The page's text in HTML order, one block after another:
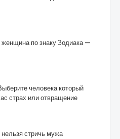
по знаку Зодиака —
человека который
страх или отвращение
стричь мужа